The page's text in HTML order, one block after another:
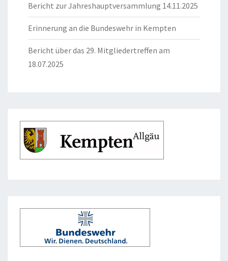
Bericht zur Jahreshauptversammlung 14.11.2025
Erinnerung an die Bundeswehr in Kempten
Bericht über das 29. Mitgliedertreffen am
18.07.2025